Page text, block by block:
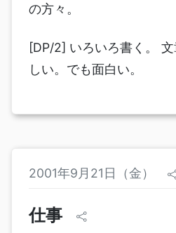
の方々。
[DP/2] いろいろ書く。
しい。でも面白い。
2001年9月21日（金）
仕事